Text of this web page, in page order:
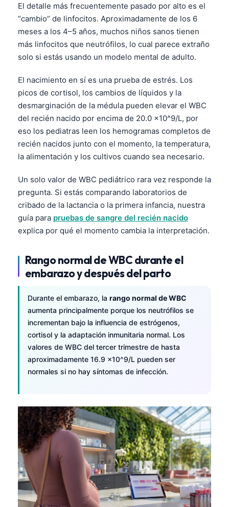
El detalle más frecuentemente pasado por alto es el
“cambio” de linfocitos. Aproximadamente de los 6
meses a los 4–5 años, muchos niños sanos tienen
más linfocitos que neutrófilos, lo cual parece extraño
solo si estás usando un modelo mental de adulto.
El nacimiento en sí es una prueba de estrés. Los
picos de cortisol, los cambios de líquidos y la
desmarginación de la médula pueden elevar el WBC
del recién nacido por encima de 20.0 ×10^9/L, por
eso los pediatras leen los hemogramas completos de
recién nacidos junto con el momento, la temperatura,
la alimentación y los cultivos cuando sea necesario.
Un solo valor de WBC pediátrico rara vez responde la
pregunta. Si estás comparando laboratorios de
cribado de la lactancia o la primera infancia, nuestra
guía para pruebas de sangre del recién nacido
explica por qué el momento cambia la interpretación.
Rango normal de WBC durante el
embarazo y después del parto
Durante el embarazo, la rango normal de WBC
aumenta principalmente porque los neutrófilos se
incrementan bajo la influencia de estrógenos,
cortisol y la adaptación inmunitaria normal. Los
valores de WBC del tercer trimestre de hasta
aproximadamente 16.9 ×10^9/L pueden ser
normales si no hay síntomas de infección.